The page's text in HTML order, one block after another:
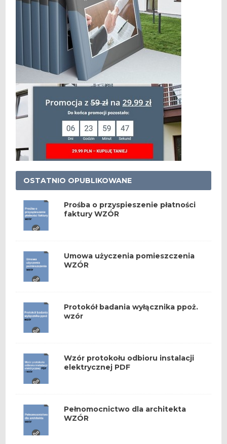
OSTATNIO OPUBLIKOWANE
Prośba o przyspieszenie płatności
faktury WZÓR
Umowa użyczenia pomieszczenia
WZÓR
Protokół badania wyłącznika ppoż.
wzór
Wzór protokołu odbioru instalacji
elektrycznej PDF
Pełnomocnictwo dla architekta
WZÓR